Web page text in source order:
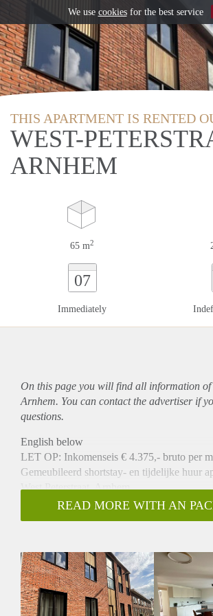
THIS APARTMENT IS RENTED
WEST-
ARNHEM
65 m2
07
Immediately
On this page you will find all information of
Arnhem. You can contact the advertiser if
questions.
English below
LET OP: Inkomenseis € 4.375,- bruto per
Gemeubileerd shortstay- en tijdelijke huur
West Peterstraat, Arnhem
Aan de West Peterstraat in de Arnhemse
bieden wij een volledig gemeubileerd
nieuwbouwcomplex uit 2023 en zijn in
onderhoud.
Het appartement is beschikbaar voor
maanden, zonder
READ MORE WITH AN
We use cookiesfor the best service